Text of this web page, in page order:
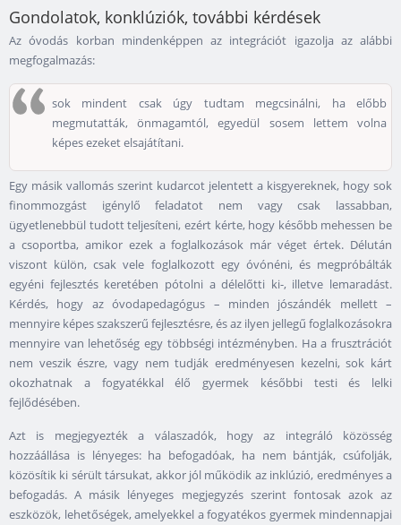
Gondolatok, konklúziók, további kérdések
Az óvodás korban mindenképpen az integrációt igazolja az alábbi
megfogalmazás:
sok mindent csak úgy tudtam megcsinálni, ha előbb
megmutatták, önmagamtól, egyedül sosem lettem volna
képes ezeket elsajátítani.
Egy másik vallomás szerint kudarcot jelentett a kisgyereknek, hogy sok
finommozgást igénylő feladatot nem vagy csak lassabban,
ügyetlenebbül tudott teljesíteni, ezért kérte, hogy később mehessen be
a csoportba, amikor ezek a foglalkozások már véget értek. Délután
viszont külön, csak vele foglalkozott egy óvónéni, és megpróbálták
egyéni fejlesztés keretében pótolni a délelőtti ki-, illetve lemaradást.
Kérdés, hogy az óvodapedagógus – minden jószándék mellett –
mennyire képes szakszerű fejlesztésre, és az ilyen jellegű foglalkozásokra
mennyire van lehetőség egy többségi intézményben. Ha a frusztrációt
nem veszik észre, vagy nem tudják eredményesen kezelni, sok kárt
okozhatnak a fogyatékkal élő gyermek későbbi testi és lelki
fejlődésében.
Azt is megjegyezték a válaszadók, hogy az integráló közösség
hozzáállása is lényeges: ha befogadóak, ha nem bántják, csúfolják,
közösítik ki sérült társukat, akkor jól működik az inklúzió, eredményes a
befogadás. A másik lényeges megjegyzés szerint fontosak azok az
eszközök, lehetőségek, amelyekkel a fogyatékos gyermek mindennapjai